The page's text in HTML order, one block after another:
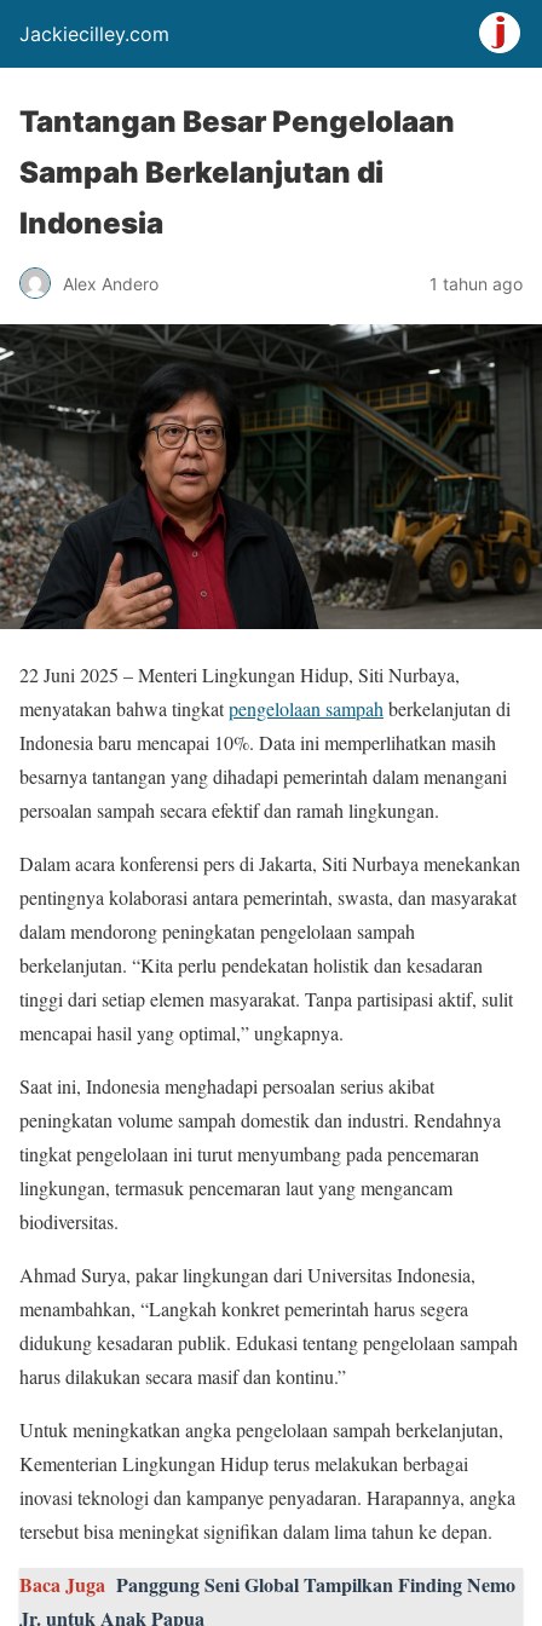
Jackiecilley.com
Tantangan Besar Pengelolaan
Sampah Berkelanjutan di
Indonesia
Alex Andero 1 tahun ago
22 Juni 2025 – Menteri Lingkungan Hidup, Siti Nurbaya,
menyatakan bahwa tingkatpengelolaan sampah berkelanjutan di
Indonesia baru mencapai 10%. Data ini memperlihatkan masih
besarnya tantangan yang dihadapi pemerintah dalam menangani
persoalan sampah secara efektif dan ramah lingkungan.
Dalam acara konferensi pers di Jakarta, Siti Nurbaya menekankan
pentingnya kolaborasi antara pemerintah, swasta, dan masyarakat
dalam mendorong peningkatan pengelolaan sampah
berkelanjutan. “Kita perlu pendekatan holistik dan kesadaran
tinggi dari setiap elemen masyarakat. Tanpa partisipasi aktif, sulit
mencapai hasil yang optimal,” ungkapnya.
Saat ini, Indonesia menghadapi persoalan serius akibat
peningkatan volume sampah domestik dan industri. Rendahnya
tingkat pengelolaan ini turut menyumbang pada pencemaran
lingkungan, termasuk pencemaran laut yang mengancam
biodiversitas.
Ahmad Surya, pakar lingkungan dari Universitas Indonesia,
menambahkan, “Langkah konkret pemerintah harus segera
didukung kesadaran publik. Edukasi tentang pengelolaan sampah
harus dilakukan secara masif dan kontinu.”
Untuk meningkatkan angka pengelolaan sampah berkelanjutan,
Kementerian Lingkungan Hidup terus melakukan berbagai
inovasi teknologi dan kampanye penyadaran. Harapannya, angka
tersebut bisa meningkat signifikan dalam lima tahun ke depan.
Baca Juga Panggung Seni Global Tampilkan Finding Nemo
Jr. untuk Anak Papua